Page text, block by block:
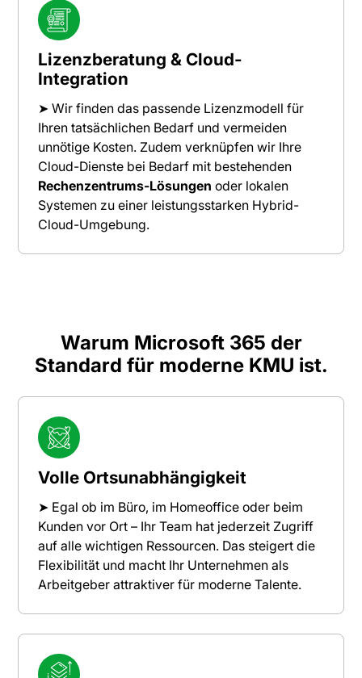
Lizenzberatung & Cloud-
Integration
➤ Wir finden das passende Lizenzmodell für
Ihren tatsächlichen Bedarf und vermeiden
unnötige Kosten. Zudem verknüpfen wir Ihre
Cloud-Dienste bei Bedarf mit bestehenden
Rechenzentrums-Lösungen oder lokalen
Systemen zu einer leistungsstarken Hybrid-
Cloud-Umgebung.
Warum Microsoft 365 der
Standard für moderne KMU ist.
Volle Ortsunabhängigkeit
➤ Egal ob im Büro, im Homeoffice oder beim
Kunden vor Ort – Ihr Team hat jederzeit Zugriff
auf alle wichtigen Ressourcen. Das steigert die
Flexibilität und macht Ihr Unternehmen als
Arbeitgeber attraktiver für moderne Talente.